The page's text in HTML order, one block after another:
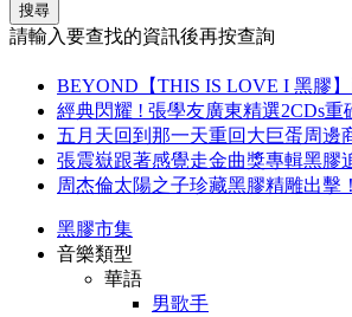
搜尋
請輸入要查找的資訊後再按查詢
BEYOND【THIS IS LOVE I 黑膠】
經典閃耀 ! 張學友廣東精選2CDs重
五月天回到那一天重回大巨蛋周邊
張震嶽跟著感覺走金曲獎專輯黑膠
周杰倫太陽之子珍藏黑膠精雕出擊！
黑膠市集
音樂類型
華語
男歌手